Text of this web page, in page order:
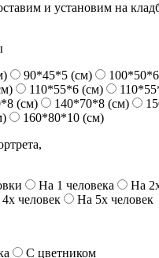
и установим на
90*45*5 (см)
110*55*6 (см)
(см) 140*70*8 (см)
160*80*10 (см)
На 1 человека На
человек
На 5х человек
С цветником